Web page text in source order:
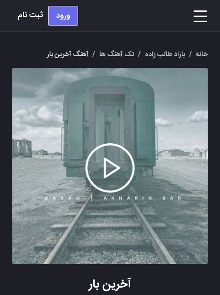
ورود ثبت نام
خانه / باراد طالب زاده / تک آهنگ ها / آهنگ آخرین بار
آخرین بار